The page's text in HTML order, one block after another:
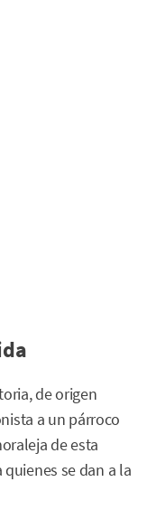
de origen
a un párroco
de esta
se dan a la